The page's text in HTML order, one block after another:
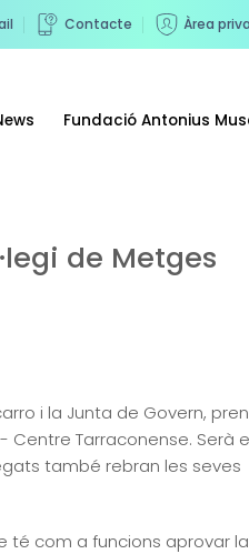
Contacte Àrea
Fundació Antonius
de Metges
i la Junta de Govern,
Centre Tarraconense. Serà
també rebran les seves
té com a funcions aprovar